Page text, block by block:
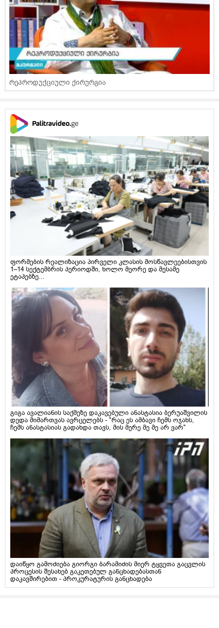
რეპროდუქციული ქირურგია
ფორმების რეალიზაცია პირველი კლასის მოსწავლეებისთვის
1–14 სექტემბრის პერიოდში, ხოლო მეორე და მესამე
ეტაპებზე...
გიგა ავალიანის საქმეზე დაკავებული ანასტასია ბერუაშვილის
დედა მიმართვას ავრცელებს - "რაც ეს ამბავი ჩემს ოჯახს,
ჩემს ანასტასიას გადახდა თავს, მის მერე მე მე არ ვარ"
დაიწყო გამოძიება გიორგი ბარამიძის მიერ ტყვეთა გაცვლის
პროცესის შესახებ გაკეთებულ განცხადებასთან
დაკავშირებით - პროკურატურის განცხადება